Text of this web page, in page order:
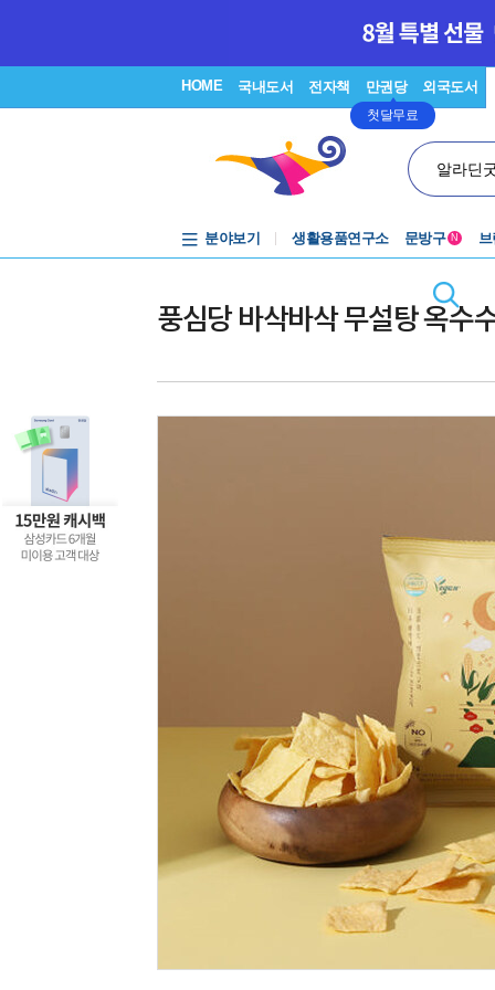
HOME 국내도서 전자책 만권당
첫달무료
외국도서
알라딘
분야보기 생활용품연구소 문방구 N
풍심당 바삭바삭 무설탕 옥수